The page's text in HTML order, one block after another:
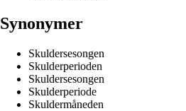
Synonymer
Skuldersesongen
Skulderperioden
Skuldersesongen
Skulderperiode
Skuldermåneden